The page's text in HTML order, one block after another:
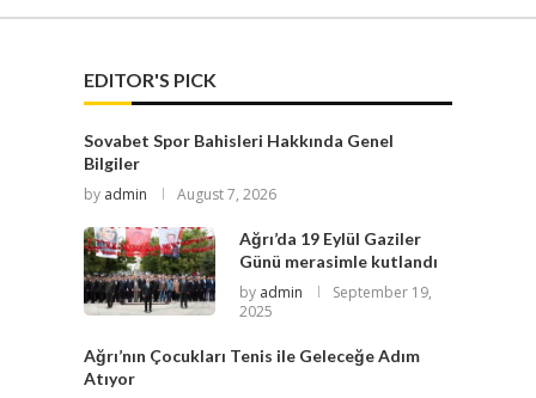
EDITOR'S PICK
Sovabet Spor Bahisleri Hakkında Genel
Bilgiler
by admin August 7, 2026
Ağrı’da 19 Eylül Gaziler
Günü merasimle kutlandı
by admin
September 19,
2025
Ağrı’nın Çocukları Tenis ile Geleceğe Adım
Atıyor